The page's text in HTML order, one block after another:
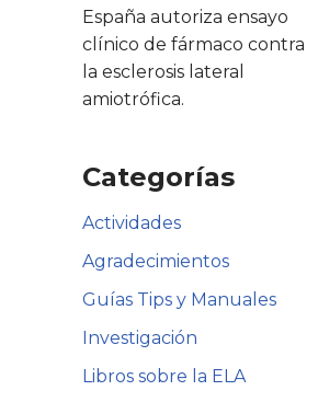
España autoriza ensayo
clínico de fármaco contra
la esclerosis lateral
amiotrófica.
Categorías
Actividades
Agradecimientos
Guías Tips y Manuales
Investigación
Libros sobre la ELA